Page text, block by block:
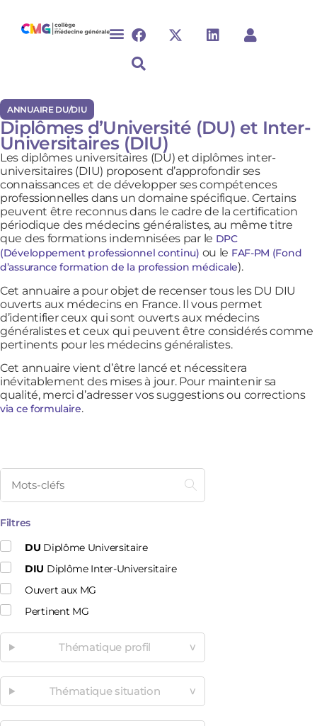
ANNUAIRE DU/DIU
Diplômes d’Université (DU) et Inter-
Universitaires (DIU)
Les diplômes universitaires (DU) et diplômes inter-
universitaires (DIU) proposent d’approfondir ses
connaissances et de développer ses compétences
professionnelles dans un domaine spécifique. Certains
peuvent être reconnus dans le cadre de la certification
périodique des médecins généralistes, au même titre
que des formations indemnisées par le DPC
(Développement professionnel continu) ou le FAF-PM (Fond
d’assurance formation de la profession médicale).
Cet annuaire a pour objet de recenser tous les DU DIU
ouverts aux médecins en France. Il vous permet
d’identifier ceux qui sont ouverts aux médecins
généralistes et ceux qui peuvent être considérés comme
pertinents pour les médecins généralistes.
Cet annuaire vient d’être lancé et nécessitera
inévitablement des mises à jour. Pour maintenir sa
qualité, merci d’adresser vos suggestions ou corrections
via ce formulaire.
Filtres
DU Diplôme Universitaire
DIU Diplôme Inter-Universitaire
Ouvert aux MG
Pertinent MG
Thématique profil
Thématique situation